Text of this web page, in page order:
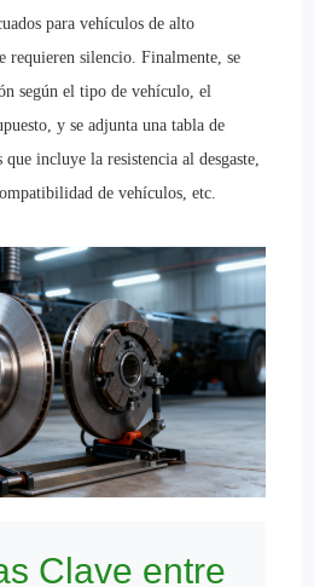
para vehículos de alto
requieren silencio. Finalmente, se
según el tipo de vehículo, el
y se adjunta una tabla de
incluye la resistencia al desgaste,
de vehículos, etc.
Clave entre